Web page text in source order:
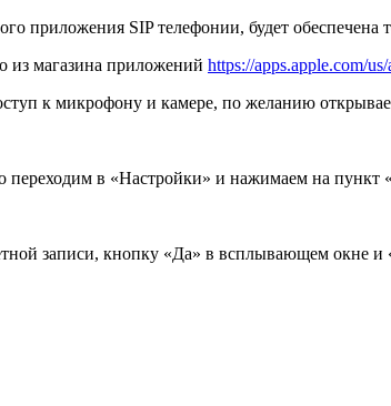
приложения SIP телефонии, будет
из магазина приложений https://apps.apple.com/
к микрофону и камере, по желанию
в «Настройки» и нажимаем на пункт
записи, кнопку «Да» в всплывающем окне и